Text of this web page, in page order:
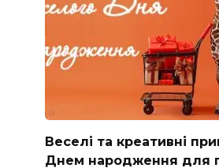
Веселі та креативні
Днем народження для